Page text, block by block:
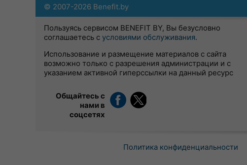
© 2007-2026 Benefit.by
Пользуясь сервисом BENEFIT BY, Вы безусловно
соглашаетесь с условиями обслуживания.
Использование и размещение материалов с сайта
возможно только с разрешения администрации и с
указанием активной гиперссылки на данный ресурс
Общайтесь с
нами в
соцсетях
Политика конфиденциальности